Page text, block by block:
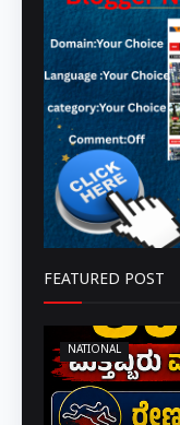
FEATURED POST
NATIONAL